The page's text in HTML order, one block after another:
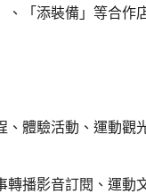
、「添裝備」等合
、體驗活動、運動
轉播影音訂閱、運動